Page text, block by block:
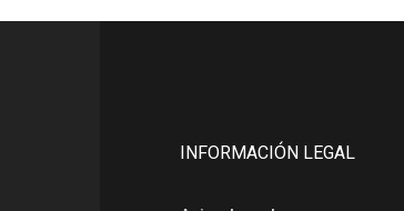
INFORMACIÓN LEGAL